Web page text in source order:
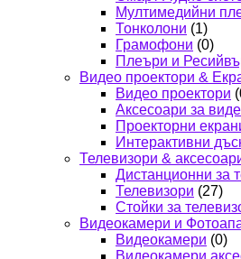
Мултимедийни
Тонколони (1)
Грамофони (0)
Плеъри и
Видео проектори &
Видео проектори
Аксесоари за
Проекторни
Интерактивни
Телевизори &
Дистанционни за
Телевизори (27)
Стойки за
Видеокамери и
Видеокамери (0)
Видеокамери